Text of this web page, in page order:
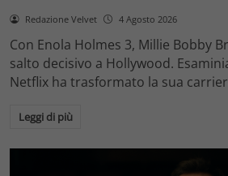
Redazione Velvet 4 Agosto 2026
Con Enola Holmes 3, Millie Bobby
salto decisivo a Hollywood.
Netflix ha trasformato la sua
Leggi di più